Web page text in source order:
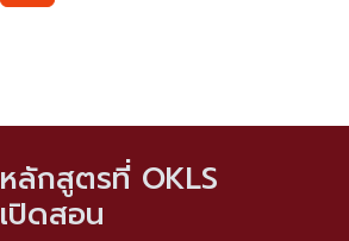
หลักสูตรที่ OKLS
เปิดสอน